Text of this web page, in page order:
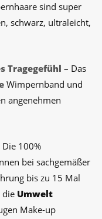
sind super
schwarz, ultraleicht,
Tragegefühl – Das
Wimpernband und
angenehmen
Die 100%
bei sachgemäßer
bis zu 15 Mal
die Umwelt
Make-up